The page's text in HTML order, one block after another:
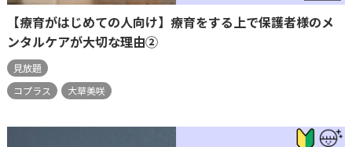
【療育がはじめての人向け】療育をする上で保護者様のメ
ンタルケアが大切な理由②
見放題
コプラス
大草美咲